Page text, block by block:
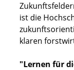
ist die
klaren
"Lernen für